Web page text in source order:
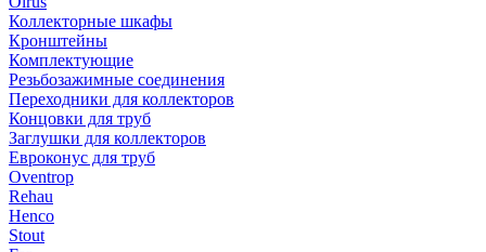
Коллекторные шкафы
Кронштейны
Комплектующие
Резьбозажимные соединения
Переходники для коллекторов
Концовки для труб
Заглушки для коллекторов
Евроконус для труб
Oventrop
Rehau
Henco
Stout